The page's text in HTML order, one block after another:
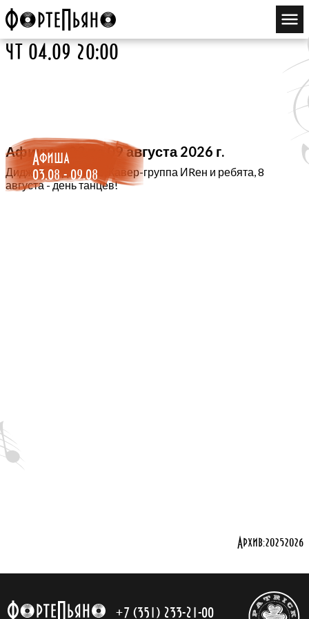
чт 04.09 20:00
Афиша
03.08 - 09.08
Афиша с 03 по 09 августа 2026 г.
Диджей во дворике, Кавер-группа ИRен и ребята, 8
августа - день танцев!
Архив:20252026
+7 (351) 233-21-00